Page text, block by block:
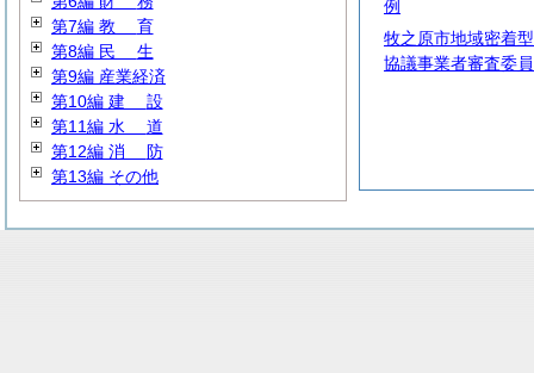
例
牧之原市地域密着
協議事業者審査委
第7編 教 育
第8編 民 生
第9編 産業経済
第10編 建 設
第11編 水 道
第12編 消 防
第13編 その他